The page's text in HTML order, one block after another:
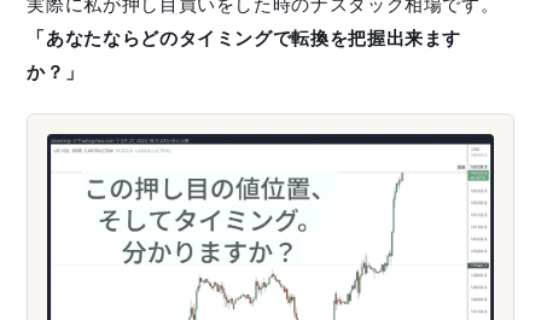
「あなたならどのタイミングで転換を把握出来ます
か？」